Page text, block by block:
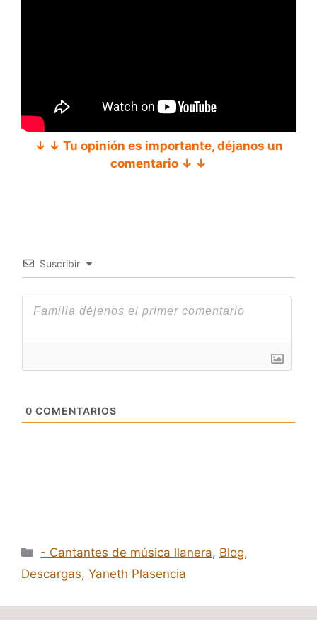
↓ ↓ Tu opinión es importante, déjanos un
comentario ↓ ↓
Suscribir
0 COMENTARIOS
Categorías
- Cantantes de música llanera, Blog,
Descargas, Yaneth Plasencia